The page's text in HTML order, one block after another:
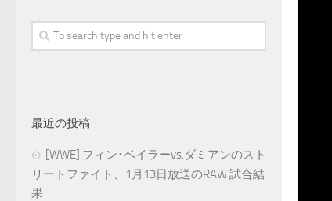
最近の投稿
[WWE] フィン･ベイラーvs.ダミアンのスト
リートファイト、1月13日放送のRAW 試合結
果